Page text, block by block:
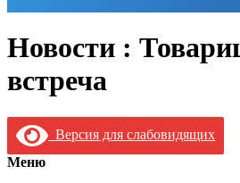
Новости :
встреча
Версия для слабовидящих
Меню